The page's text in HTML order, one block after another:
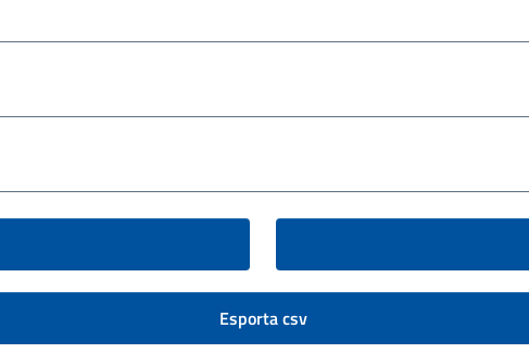
Esporta csv